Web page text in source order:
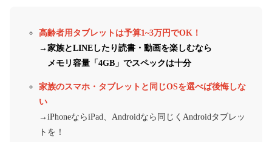
高齢者用タブレットは予算1~3万円でOK！
→ 家族とLINEしたり読書・動画を楽しむなら
メモリ容量「4GB」でスペックは十分
家族のスマホ・タブレットと同じOSを選べば後悔しな
い
→iPhoneならiPad、Androidなら同じくAndroidタブレッ
トを！